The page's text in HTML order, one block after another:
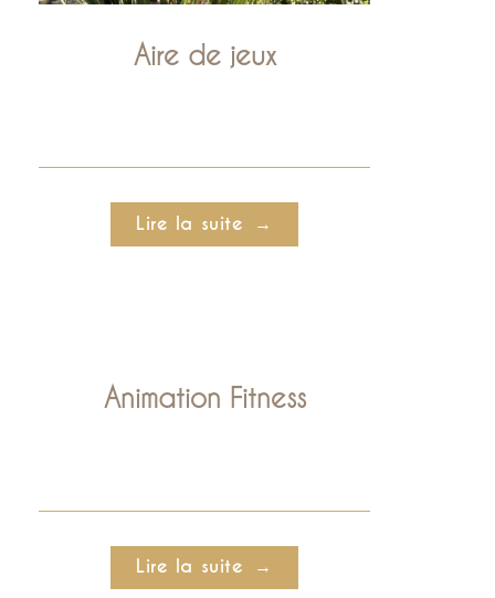
Aire de jeux
Lire la suite
Animation Fitness
Lire la suite